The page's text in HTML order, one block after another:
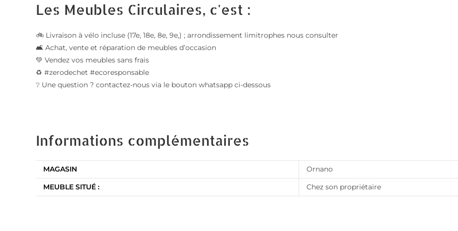
Les Meubles Circulaires, c'est :
🚲 Livraison à vélo incluse (17e, 18e, 8e, 9e,) ; arrondissement limitrophes nous consulter
🛋️ Achat, vente et réparation de meubles d’occasion
💚 Vendez vos meubles sans frais
♻️ #zerodechet #ecoresponsable
❔ Une question ? contactez-nous via le bouton whatsapp ci-dessous
Informations complémentaires
MAGASIN
Ornano
MEUBLE SITUÉ :
Chez son propriétaire